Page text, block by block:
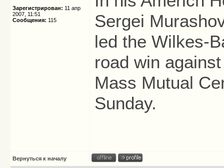
Зарегистрирован: 11 апр
2007, 11:51
Сообщения: 115
Sergei
led the Wilkes-
road win
Mass Mutual
Sunday.
Вернуться к началу